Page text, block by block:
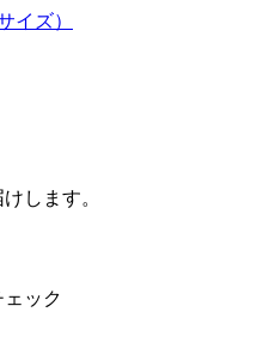
イズ）
します。
ック